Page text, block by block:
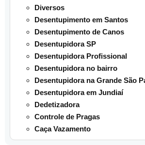
Diversos
Desentupimento em Santos
Desentupimento de Canos
Desentupidora SP
Desentupidora Profissional
Desentupidora no bairro
Desentupidora na Grande São
Desentupidora em Jundiaí
Dedetizadora
Controle de Pragas
Caça Vazamento